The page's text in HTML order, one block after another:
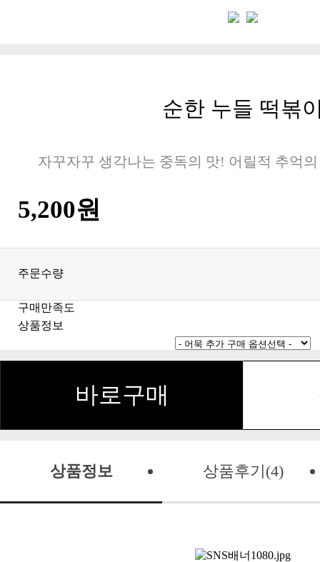
순한 누들 떡볶
자꾸자꾸 생각나는 중독의 맛! 어릴적 추억
5,200원
주문수량
구매만족도
상품정보
바로구매
상품정보 상품후기(4)